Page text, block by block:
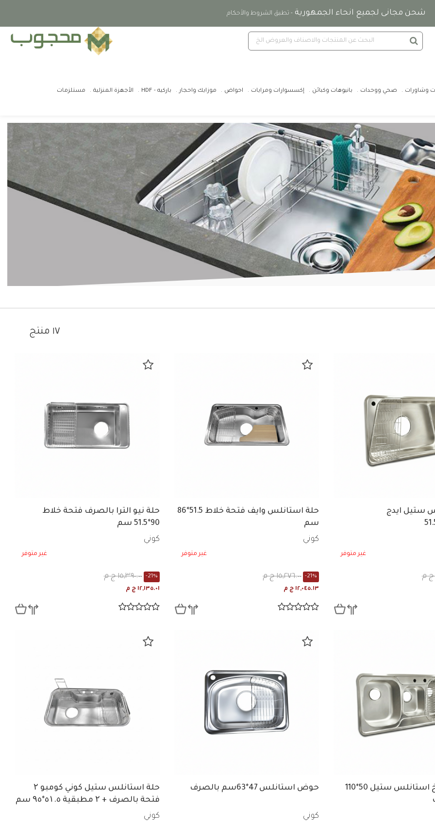
شحن مجانى لجميع انحاء الجمهورية - تطبق الشروط والأحكام
وشاورات صحي ووحدات بانيوهات وكبائن إكسسوارات ومرايات احواض موزايك واحجار باركيه - HDF الأجهزة المنزلية مستلزمات
١٧ منتج
ستيل ايدج
غير متوفر
حلة استانلس وايف فتحة خلاط 51.5*86
سم
كوني
غير متوفر
١٥,٢٧٦.٠٠ ج م -21%
١٢,٠٤٥.١٣ ج م
حلة نيو الترا بالصرف فتحة خلاط
90*51.5 سم
كوني
غير متوفر
١٥,٣٩٠.٠٠ ج م -21%
١٢,١٣٥.٠١ ج م
حوض مطبخ استانلس ستيل 50*110
حوض استانلس 47*63سم بالصرف
كوني
حلة استانلس ستيل كوني كومبو ۲
فتحة بالصرف + ۲ مطبقية ٥۱.٥*۹٥ سم
HD 950
كوني